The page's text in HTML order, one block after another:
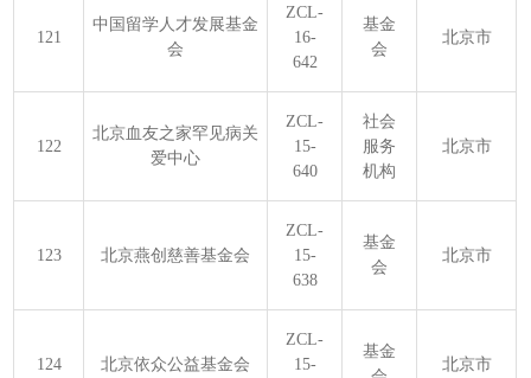
121
中国留学人才发展基金
会
ZCL-
16-
642
基金
会
北京市
122
北京血友之家罕见病关
爱中心
ZCL-
15-
640
社会
服务
机构
北京市
123 北京燕创慈善基金会
ZCL-
15-
638
基金
会
北京市
124 北京依众公益基金会
ZCL-
15-
基金
北京市